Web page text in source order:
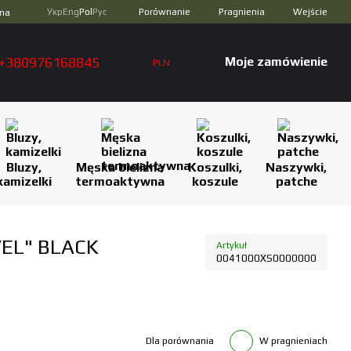
УкрEngPol Рус Porównanie Pragnienia Wejście
+380976168845 PLN Moje zamówienie
Bluzy,
Męska bielizna
termoaktywna
Koszulki,
koszule
Naszywki,
patche
BLACK
Artykuł
0041000XS0000000
Dla porównania W pragnieniach